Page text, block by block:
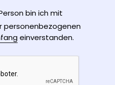
bin ich mit
personenbezogenen
einverstanden.